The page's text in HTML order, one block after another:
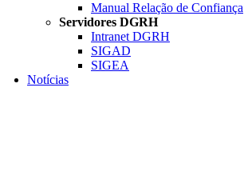
Manual Relação de Confiança
Servidores DGRH
Intranet DGRH
SIGAD
SIGEA
Notícias